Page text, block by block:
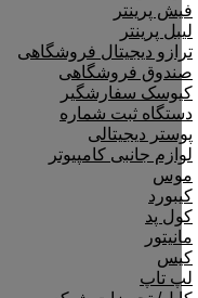
فیش پرینتر
لیبل پرینتر
ترازو دیجیتال فروشگاهی
صندوق فروشگاهی
کیوسک سفارشگیر
دستگاه ثبت شماره
پوستر دیجیتالی
لوازم جانبی کامپیوتر
موس
کیبورد
کول پد
مانیتور
کیس
لپ تاپ